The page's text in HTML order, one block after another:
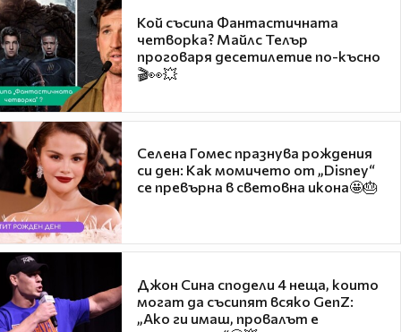
Кой съсипа Фантастичната
четворка? Майлс Телър
проговаря десетилетие по-късно
🎬👀💥
Селена Гомес празнува рождения
си ден: Как момичето от „Disney“
се превърна в световна икона🤩🎂
Джон Сина сподели 4 неща, които
могат да съсипят всяко GenZ:
„Ако ги имаш, провалът е